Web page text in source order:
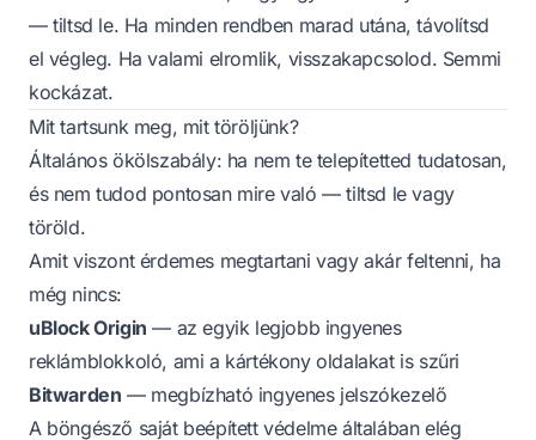
— tiltsd le. Ha minden rendben marad utána, távolítsd
el végleg. Ha valami elromlik, visszakapcsolod. Semmi
kockázat.
Mit tartsunk meg, mit töröljünk?
Általános ökölszabály: ha nem te telepítetted tudatosan,
és nem tudod pontosan mire való — tiltsd le vagy
töröld.
Amit viszont érdemes megtartani vagy akár feltenni, ha
még nincs:
uBlock Origin — az egyik legjobb ingyenes
reklámblokkoló, ami a kártékony oldalakat is szűri
Bitwarden — megbízható ingyenes jelszókezelő
A böngésző saját beépített védelme általában elég